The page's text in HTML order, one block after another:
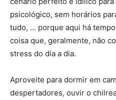
psicológico, sem horários
tudo, … porque aqui há
coisa que, geralmente, não
stress do dia a dia.
Aproveite para dormir em
despertadores, ouvir o